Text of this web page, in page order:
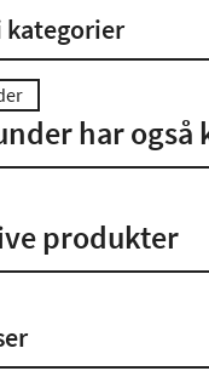
har også
produkter